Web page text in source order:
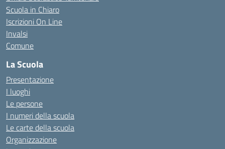
Scuola in Chiaro
Iscrizioni On Line
Invalsi
Comune
La Scuola
Presentazione
I luoghi
Le persone
I numeri della scuola
Le carte della scuola
Organizzazione